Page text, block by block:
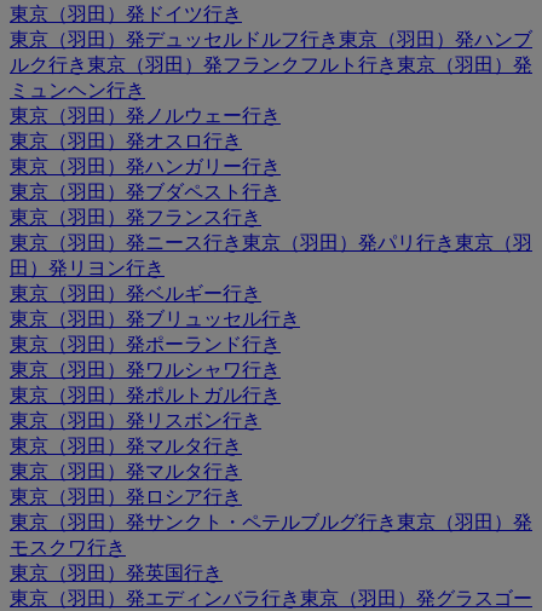
東京（羽田）発ドイツ行き
東京（羽田）発デュッセルドルフ行き東京（羽田）発ハンブ
ルク行き東京（羽田）発フランクフルト行き東京（羽田）発
ミュンヘン行き
東京（羽田）発ノルウェー行き
東京（羽田）発オスロ行き
東京（羽田）発ハンガリー行き
東京（羽田）発ブダペスト行き
東京（羽田）発フランス行き
東京（羽田）発ニース行き東京（羽田）発パリ行き東京（羽
田）発リヨン行き
東京（羽田）発ベルギー行き
東京（羽田）発ブリュッセル行き
東京（羽田）発ポーランド行き
東京（羽田）発ワルシャワ行き
東京（羽田）発ポルトガル行き
東京（羽田）発リスボン行き
東京（羽田）発マルタ行き
東京（羽田）発マルタ行き
東京（羽田）発ロシア行き
東京（羽田）発サンクト・ペテルブルグ行き東京（羽田）発
モスクワ行き
東京（羽田）発英国行き
東京（羽田）発エディンバラ行き東京（羽田）発グラスゴー